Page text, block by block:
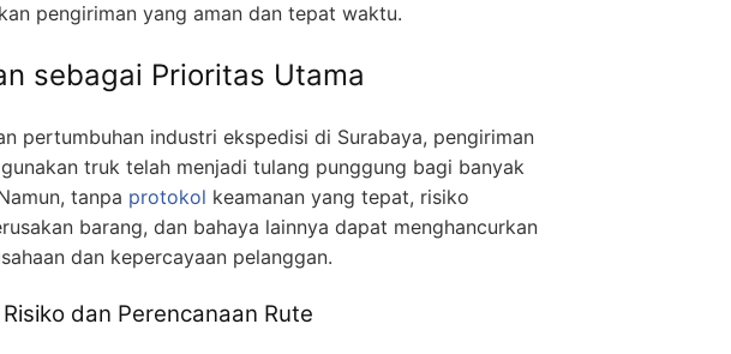
pengiriman yang aman dan tepat waktu.
sebagai Prioritas Utama
pertumbuhan industri ekspedisi di Surabaya, pengiriman
truk telah menjadi tulang punggung bagi banyak
tanpa protokol keamanan yang tepat, risiko
barang, dan bahaya lainnya dapat menghancurkan
dan kepercayaan pelanggan.
Risiko dan Perencanaan Rute